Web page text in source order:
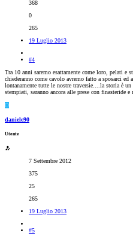
368
0
265
19 Luglio 2013
#4
Tra 10 anni saremo esattamente come loro, pelati
chiederanno come cavolo avremo fatto a sposarci ed
lontanamente tutte le nostre traversie....la storia è
stempiati, saranno ancora alle prese con finasteride e
D
daniele90
Utente
7 Settembre 2012
375
25
265
19 Luglio 2013
#5